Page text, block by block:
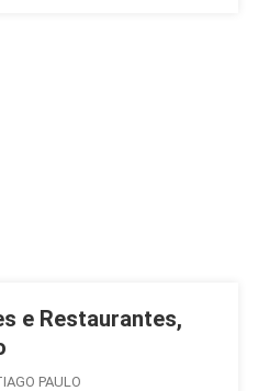
e Restaurantes,
PAULO